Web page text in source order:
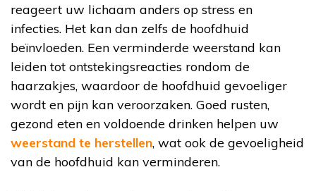
reageert uw lichaam anders op stress en
infecties. Het kan dan zelfs de hoofdhuid
beïnvloeden. Een verminderde weerstand kan
leiden tot ontstekingsreacties rondom de
haarzakjes, waardoor de hoofdhuid gevoeliger
wordt en pijn kan veroorzaken. Goed rusten,
gezond eten en voldoende drinken helpen uw
weerstand te herstellen, wat ook de gevoeligheid
van de hoofdhuid kan verminderen.